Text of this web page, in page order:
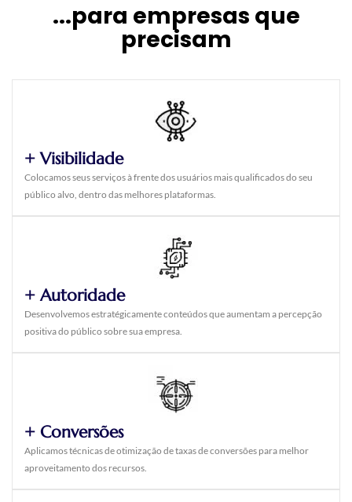
...para empresas que
precisam
+ Visibilidade
Colocamos seus serviços à frente dos usuários mais qualificados do seu
público alvo, dentro das melhores plataformas.
+ Autoridade
Desenvolvemos estratégicamente conteúdos que aumentam a percepção
positiva do público sobre sua empresa.
+ Conversões
Aplicamos técnicas de otimização de taxas de conversões para melhor
aproveitamento dos recursos.